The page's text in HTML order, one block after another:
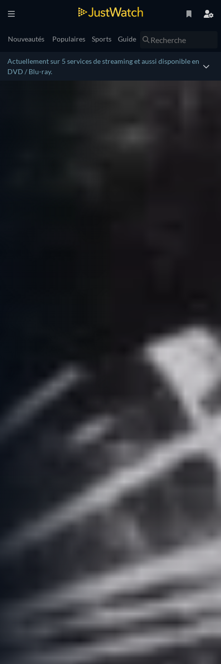
Nouveautés Populaires Sports Guide
Actuellement sur 5 services de streaming et aussi disponible en
DVD / Blu-ray.